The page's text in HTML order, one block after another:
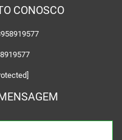
CONOSCO